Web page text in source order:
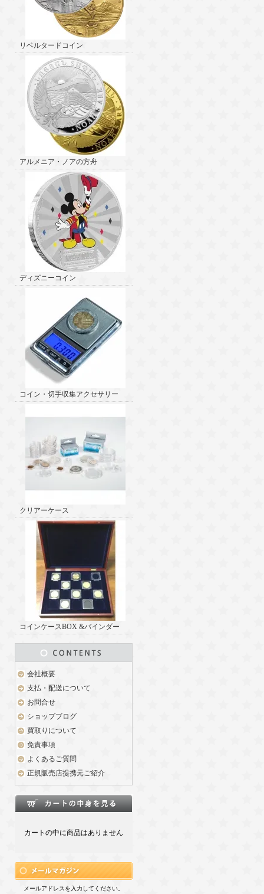
リベルタードコイン
アルメニア・ノアの方舟
ディズニーコイン
コイン・切手収集アクセサリー
クリアーケース
コインケースBOX &バインダー
会社概要
支払・配送について
お問合せ
ショップブログ
買取りについて
免責事項
よくあるご質問
正規販売店提携元ご紹介
カートの中に商品はありません
メールアドレスを入力してください。